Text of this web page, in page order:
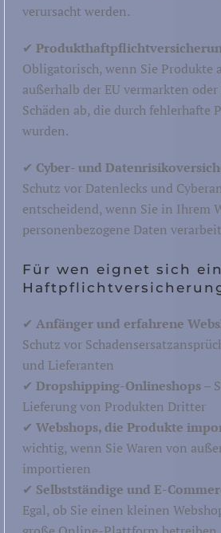
Lager und
Post
verursacht werden.
✔
Obligatorisch, wenn Sie Produkte
außerhalb der EU vermarkten
Schäden ab, die durch fehlerhafte
wurden.
✔ Cyber- und
Schutz vor Datenlecks und
entscheidend, wenn Sie in Ihrem
personenbezogene Daten
Für wen eignet sich
✔ Anfänger und erfahrene
Schutz vor
und Lieferanten
✔ Dropshipping-Onlineshops–
Lieferung von Produkten Dritter
✔ Webshops, die Produkte
wichtig, wenn Sie Waren von
importieren
✔ Selbstständige und E-
Egal, ob Sie einen kleinen